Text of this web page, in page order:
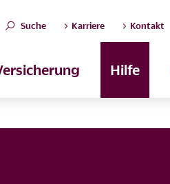
Suche Karriere Kontakt
Hilfe